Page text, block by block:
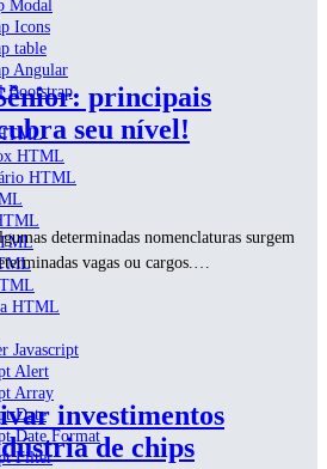
Modal
Icons
table
Angular
Bootstrap
HTML
HTML
HTML
Javascript
Alert
Array
Date
Date Format
Filter
principais
seu nível!
determinadas nomenclaturas surgem
vagas ou cargos.…
investimentos
de chips